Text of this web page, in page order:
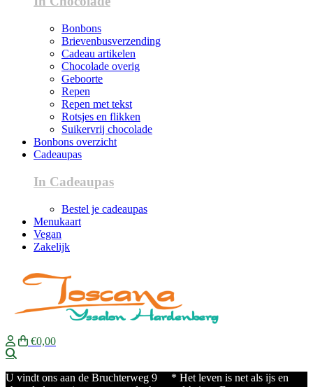
Bonbons
Brievenbusverzending
Cadeau artikelen
Chocolade overig
Geboorte
Repen
Repen met tekst
Rotsjes en flikken
Suikervrij chocolade
Bonbons overzicht
Cadeaupas
In Cadeaupas
Bestel je cadeaupas
Menukaart
Vegan
Zakelijk
€0,00
U vindt ons aan de Bruchterweg 9 * Het leven is net als ijs en